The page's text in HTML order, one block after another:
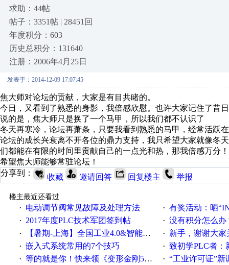
求助：44帖
帖子：3351帖 | 28451回
年度积分：603
历史总积分：131640
注册：2006年4月25日
发表于：2014-12-09 17:07:45
焦大师对论坛的贡献，大家是有目共睹的。
今日，又看到了熟悉的身影，我倍感欣慰。也许大家记住了昔
说的是，焦大师只是换了一个马甲，所以我们都不认识了
冬天再寒冷，论坛再萧条，只要我看到熟悉的马甲，经常活跃
论坛的成长兴衰离不开各位的鼎力支持，我只希望大家就像冬
们都能在有限的时间里贡献自己的一点光和热，那我倍感万分！
希望焦大师能够常驻论坛！
分享到：
收藏 邀请回答 回复楼主 举报
楼主最近还看过
·
电动调节阀常见故障及处理方法 · 有奖活动：晒
· 2017年度PLC技术军团签到帖 · 没有积分怎么办
· 【暑期-上海】全国工业4.0&智能制造高级培训班通知！ · 新手，谢谢大
· 嵌入式系统常用的7个技巧 · 致初学PLC者：新人
· 等的就是你！快来领《变形金刚5》观影券 · “工业许可证”新调整：水文仪